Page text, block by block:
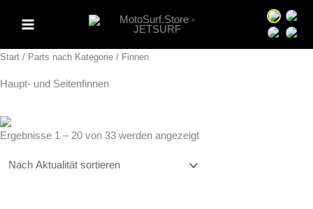
Inhalt
Sprache
Sprache
Start / Parts nach Kategorie / Finnen
Haupt- und Seitenfinnen
Ergebnisse 1 – 20 von 33 werden angezeigtNach